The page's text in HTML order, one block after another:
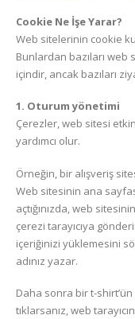
Cookie Ne İşe Yarar?
Web sitelerinin cookie
Bunlardan bazıları web
içindir, ancak bazıları
1. Oturum yönetimi
Çerezler, web sitesi
yardımcı olur.
Örneğin, bir alışveriş
Web sitesinin ana
açtığınızda, web
çerezi tarayıcıya
içeriğinizi yüklemesini
adınız yazar.
Daha sonra bir t-
tıklarsanız, web